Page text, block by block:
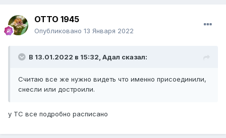
ОТТО 1945
Опубликовано 13 Января 2022
В 13.01.2022 в 15:32, Адал сказал:
Считаю все же нужно видеть что именно присоединили,
снесли или достроили.
у ТС все подробно расписано